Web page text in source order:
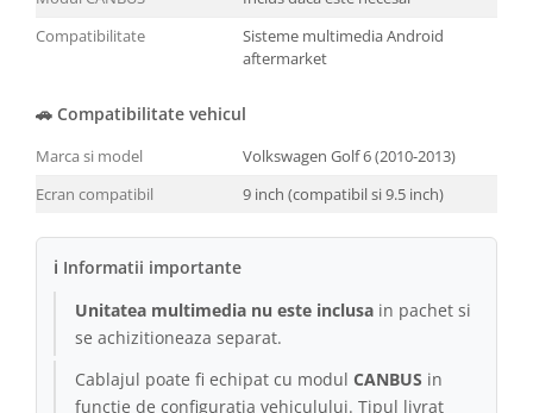
Compatibilitate
Sisteme multimedia Android
aftermarket
🚗 Compatibilitate vehicul
Marca si model
Volkswagen Golf 6 (2010-2013)
Ecran compatibil
9 inch (compatibil si 9.5 inch)
ℹ Informatii importante
Unitatea multimedia nu este inclusa in pachet si
se achizitioneaza separat.
Cablajul poate fi echipat cu modul CANBUS in
functie de configuratia vehiculului. Tipul livrat